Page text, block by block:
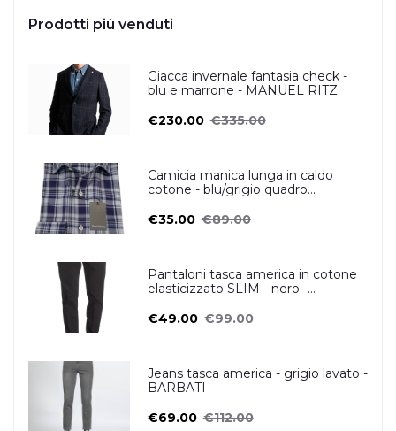
Prodotti più venduti
Giacca invernale fantasia check -
blu e marrone - MANUEL RITZ
€230.00 €335.00
Camicia manica lunga in caldo
cotone - blu/grigio quadro
€35.00 €89.00
Pantaloni tasca america in cotone
elasticizzato SLIM - nero -
€49.00 €99.00
Jeans tasca america - grigio lavato -
BARBATI
€69.00 €112.00